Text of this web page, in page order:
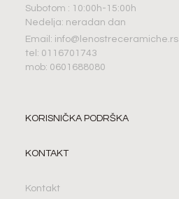
Subotom : 10:00h-15:00h
Nedelja: neradan dan
Email: info@lenostreceramiche.rs
tel: 0116701743
mob: 0601688080
KORISNIČKA PODRŠKA
KONTAKT
Kontakt